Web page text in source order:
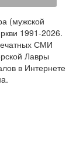
(мужской
1991-2026.
СМИ
Лавры
в Интернете